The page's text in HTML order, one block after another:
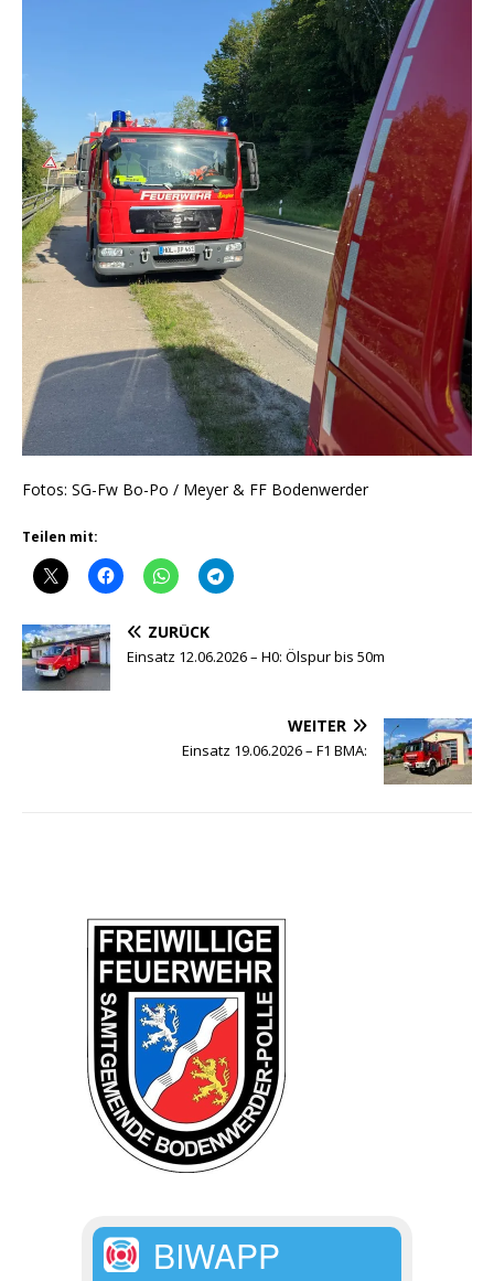
Fotos: SG-Fw Bo-Po / Meyer & FF Bodenwerder
Teilen mit:
ZURÜCK
Einsatz 12.06.2026 – H0: Ölspur bis 50m
WEITER
Einsatz 19.06.2026 – F1 BMA:
BIWAPP